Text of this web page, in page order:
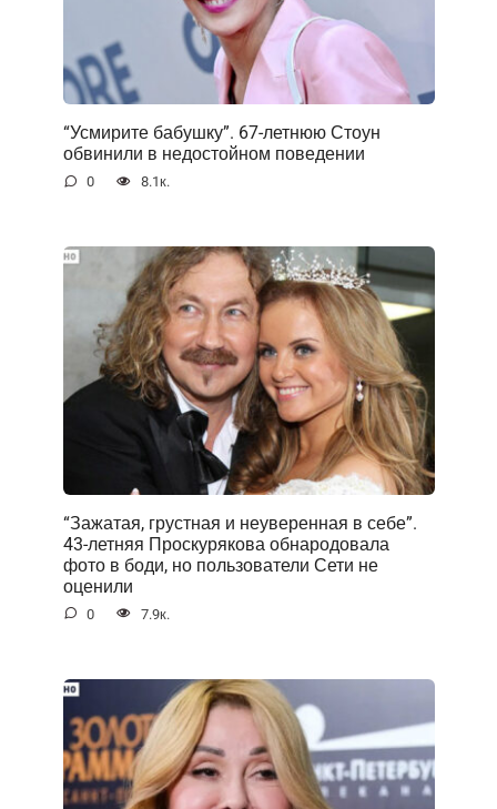
“Усмирите бабушку”. 67-летнюю Стоун
обвинили в недостойном поведении
0 8.1к.
“Зажатая, грустная и неуверенная в себе”.
43-летняя Проскурякова обнародовала
фото в боди, но пользователи Сети не
оценили
0 7.9к.